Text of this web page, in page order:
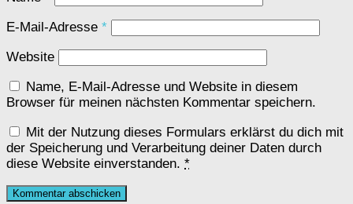
E-Mail-Adresse *
Website
Name, E-Mail-Adresse und Website in diesem
Browser für meinen nächsten Kommentar speichern.
Mit der Nutzung dieses Formulars erklärst du dich mit
der Speicherung und Verarbeitung deiner Daten durch
diese Website einverstanden. *